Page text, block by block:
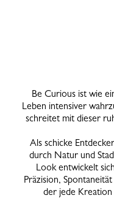
Be Curious ist wie
Leben intensiver
schreitet mit dieser
Als schicke
durch Natur und
Look entwickelt
Präzision,
der jede